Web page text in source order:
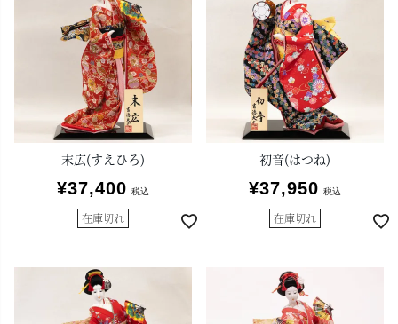
末広(すえひろ)
¥37,400 税込
在庫切れ
初音(はつね)
¥37,950 税込
在庫切れ